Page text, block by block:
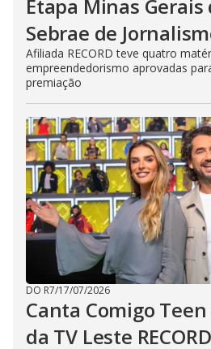
Etapa Minas Gerais
Sebrae de
Afiliada RECORD teve quatro
empreendedorismo aprovadas
premiação
DO R7/17/07/2026
Canta Comigo
da TV Leste